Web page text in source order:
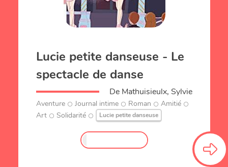
Lucie petite danseuse - Le
spectacle de danse
De Mathuisieulx, Sylvie
Aventure Journal intime Roman
Amitié
Art
Solidarité Lucie petite danseuse